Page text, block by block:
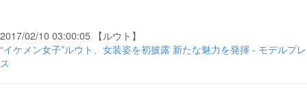
2017/02/10 03:00:05 【ルウト】
“イケメン女子”ルウト、女装姿を初披露 新たな魅力を発揮 - モデルプレ
ス